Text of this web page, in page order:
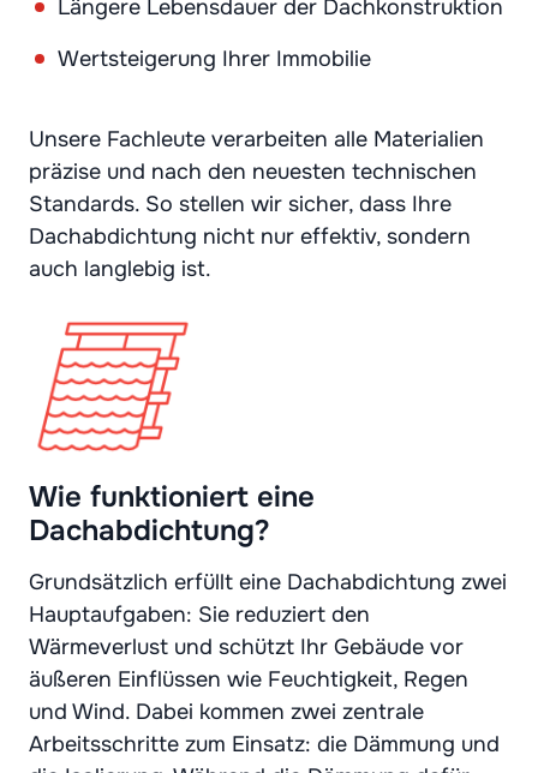
Längere Lebensdauer der Dachkonstruktion
Wertsteigerung Ihrer Immobilie
Unsere Fachleute verarbeiten alle Materialien
präzise und nach den neuesten technischen
Standards. So stellen wir sicher, dass Ihre
Dachabdichtung nicht nur effektiv, sondern
auch langlebig ist.
Wie funktioniert eine
Dachabdichtung?
Grundsätzlich erfüllt eine Dachabdichtung zwei
Hauptaufgaben: Sie reduziert den
Wärmeverlust und schützt Ihr Gebäude vor
äußeren Einflüssen wie Feuchtigkeit, Regen
und Wind. Dabei kommen zwei zentrale
Arbeitsschritte zum Einsatz: die Dämmung und